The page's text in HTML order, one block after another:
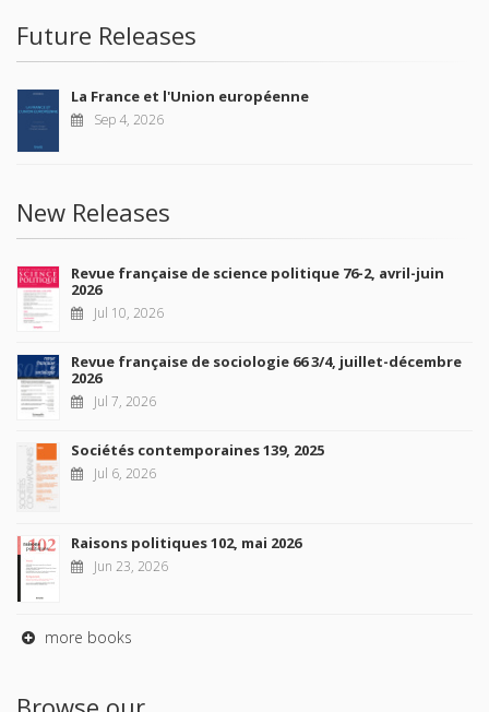
Future Releases
La France et l'Union européenne
Sep 4, 2026
New Releases
Revue française de science politique 76-2, avril-juin
2026
Jul 10, 2026
Revue française de sociologie 66 3/4, juillet-décembre
2026
Jul 7, 2026
Sociétés contemporaines 139, 2025
Jul 6, 2026
Raisons politiques 102, mai 2026
Jun 23, 2026
more books